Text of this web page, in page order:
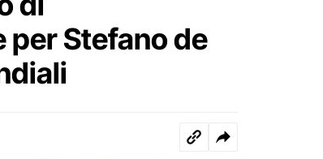
Stefano de